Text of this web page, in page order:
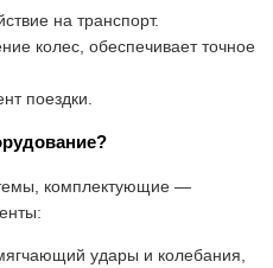
на транспорт.
колес, обеспечивает точное
поездки.
комплектующие —
удары и колебания,